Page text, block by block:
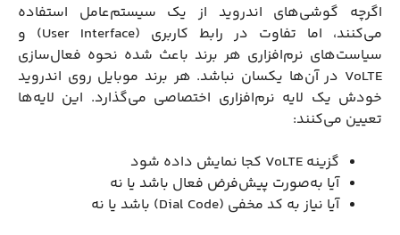
اگرچه گوشی‌های اندروید از یک سیستم‌عامل استفاده
می‌کنند، اما تفاوت در رابط کاربری (User Interface) و
سیاست‌های نرم‌افزاری هر برند باعث شده نحوه فعال‌سازی
VoLTE در آن‌ها یکسان نباشد. هر برند موبایل روی اندروید
خودش یک لایه نرم‌افزاری اختصاصی می‌گذارد. این لایه‌ها
تعیین می‌کنند:
گزینه VoLTE کجا نمایش داده شود
آیا به‌صورت پیش‌فرض فعال باشد یا نه
آیا نیاز به کد مخفی (Dial Code) باشد یا نه